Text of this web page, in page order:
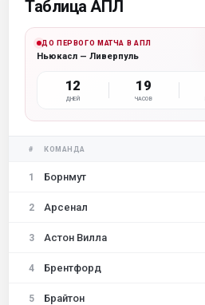
Таблица АПЛ
ДО ПЕРВОГО МАТЧА В АПЛ
Ньюкасл — Ливерпуль
12
ДНЕЙ
19
ЧАСОВ
# КОМАНДА
1 Борнмут
2 Арсенал
3 Астон Вилла
4 Брентфорд
5 Брайтон